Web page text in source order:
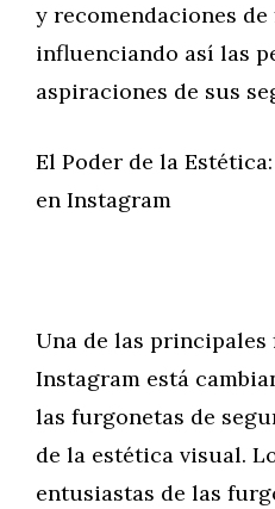
y recomendaciones
influenciando así las
aspiraciones de sus
El Poder de la
en Instagram
Una de las principales
Instagram está
las furgonetas de
de la estética visual.
entusiastas de las